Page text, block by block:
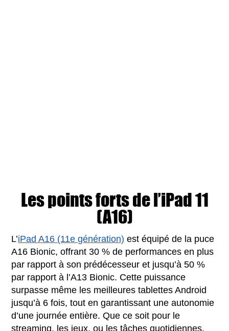
Les points forts de l’iPad 11
(A16)
L’iPad A16 (11e génération) est équipé de la puce
A16 Bionic, offrant 30 % de performances en plus
par rapport à son prédécesseur et jusqu’à 50 %
par rapport à l’A13 Bionic. Cette puissance
surpasse même les meilleures tablettes Android
jusqu’à 6 fois, tout en garantissant une autonomie
d’une journée entière. Que ce soit pour le
streaming, les jeux, ou les tâches quotidiennes,